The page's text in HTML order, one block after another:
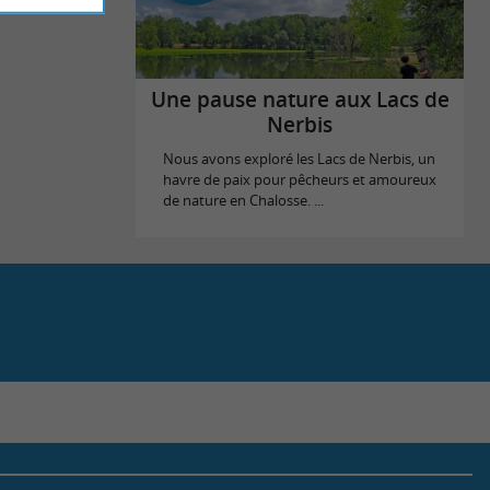
Une pause nature aux Lacs de
Nerbis
Nous avons exploré les Lacs de Nerbis, un
havre de paix pour pêcheurs et amoureux
de nature en Chalosse. ...